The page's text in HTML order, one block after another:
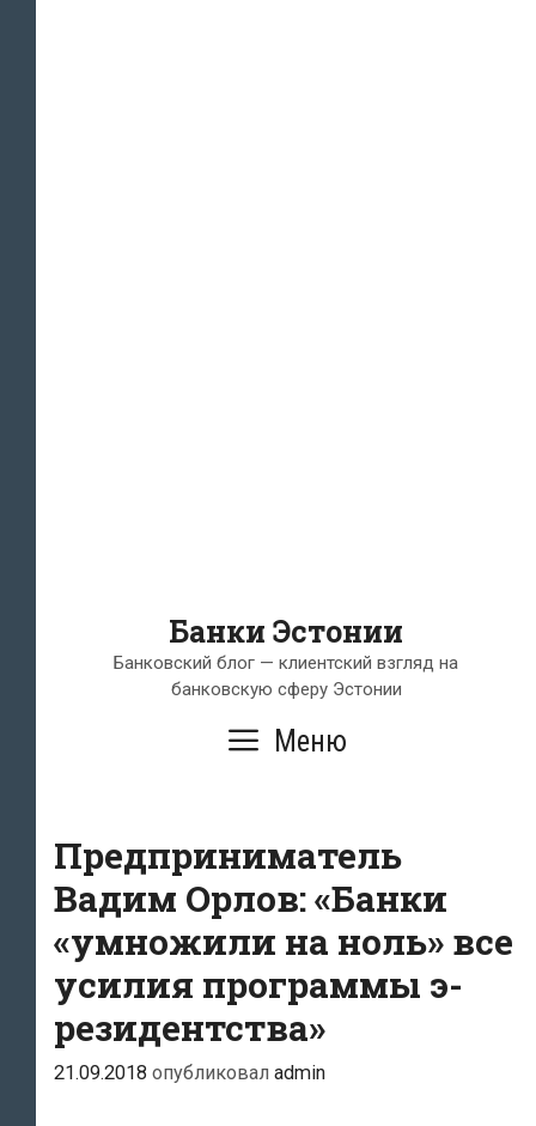
Банки Эстонии
Банковский блог — клиентский взгляд на
банковскую сферу Эстонии
Меню
Предприниматель
Вадим Орлов: «Банки
«умножили на ноль» все
усилия программы э-
резидентства»
21.09.2018 опубликовал admin